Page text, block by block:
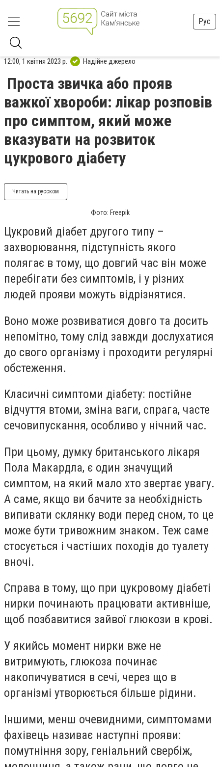
Рус
12:00, 1 квітня 2023 р. Надійне джерело
Проста звичка або прояв
важкої хвороби: лікар розповів
про симптом, який може
вказувати на розвиток
цукрового діабету
Читать на русском
Фото: Freepik
Цукровий діабет другого типу –
захворювання, підступність якого
полягає в тому, що довгий час він може
перебігати без симптомів, і у різних
людей прояви можуть відрізнятися.
Воно може розвиватися довго та досить
непомітно, тому слід завжди дослухатися
до свого організму і проходити регулярні
обстеження.
Класичні симптоми діабету: постійне
відчуття втоми, зміна ваги, спрага, часте
сечовипускання, особливо у нічний час.
При цьому, думку британського лікаря
Пола Макардла, є один значущий
симптом, на який мало хто звертає увагу.
А саме, якщо ви бачите за необхідність
випивати склянку води перед сном, то це
може бути тривожним знаком. Теж саме
стосується і частіших походів до туалету
вночі.
Справа в тому, що при цукровому діабеті
нирки починають працювати активніше,
щоб позбавитися зайвої глюкози в крові.
У якийсь момент нирки вже не
витримують, глюкоза починає
накопичуватися в сечі, через що в
організмі утворюється більше рідини.
Іншими, менш очевидними, симптомами
фахівець називає наступні прояви:
помутніння зору, геніальний свербіж,